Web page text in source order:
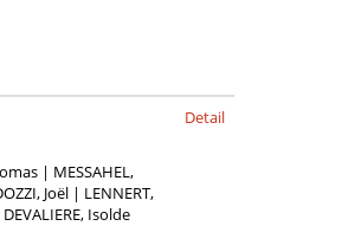
| MESSAHEL,
Joël | LENNERT,
Isolde
Detail